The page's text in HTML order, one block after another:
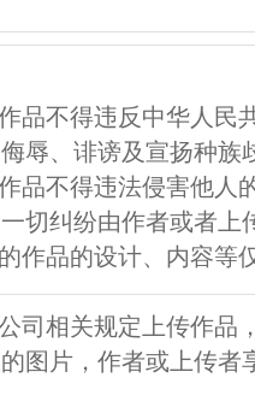
品不得违反中华人民
辱、诽谤及宣扬种族
品不得违法侵害他人
切纠纷由作者或者上
作品的设计、内容等
司相关规定上传作品
图片，作者或上传者